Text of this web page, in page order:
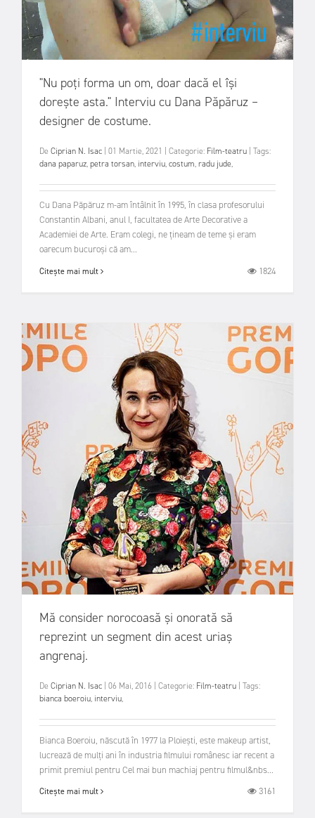
"Nu poți forma un om, doar dacă el își
dorește asta." Interviu cu Dana Păpăruz –
designer de costume.
De Ciprian N. Isac 01 Martie, 2021 Categorie: Film-teatru Tags:
dana paparuz,petra torsan, interviu,costum,radu jude,
Cu Dana Păpăruz m-am întâlnit în 1995, în clasa profesorului
Constantin Albani, anul I, facultatea de Arte Decorative a
Academiei de Arte. Eram colegi, ne țineam de teme și eram
oarecum bucuroși că am...
Citește mai mult 1824
Mă consider norocoasă şi onorată să
reprezint un segment din acest uriaş
angrenaj.
De Ciprian N. Isac 06 Mai, 2016 Categorie: Film-teatru Tags:
bianca boeroiu, interviu,
Bianca Boeroiu, născută în 1977 la Ploiești, este makeup artist,
lucrează de mulți ani în industria filmului românesc iar recent a
primit premiul pentru Cel mai bun machiaj pentru filmul&nbs...
Citește mai mult 3161